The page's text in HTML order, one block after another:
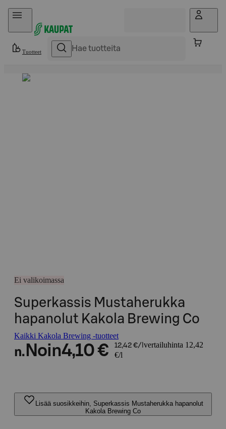
Hyppää sisältöön
Tuotteet
Ei valikoimassa
Superkassis Mustaherukka
hapanolut Kakola Brewing Co
Kaikki Kakola Brewing -tuotteet
n. Noin4,10 € 12,42 €/l vertailuhinta 12,42
€/l
Lisää suosikkeihin, Superkassis Mustaherukka hapanolut
Kakola Brewing Co